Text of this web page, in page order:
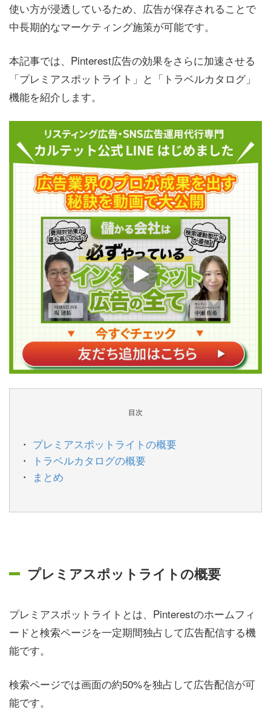
使い方が浸透しているため、広告が保存されることで
中長期的なマーケティング施策が可能です。
本記事では、Pinterest広告の効果をさらに加速させる
「プレミアスポットライト」と「トラベルカタログ」
機能を紹介します。
目次
プレミアスポットライトの概要
トラベルカタログの概要
まとめ
プレミアスポットライトの概要
プレミアスポットライトとは、Pinterestのホームフィ
ードと検索ページを一定期間独占して広告配信する機
能です。
検索ページでは画面の約50%を独占して広告配信が可
能です。